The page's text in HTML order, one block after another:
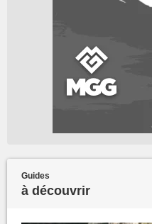
Guides
à découvrir